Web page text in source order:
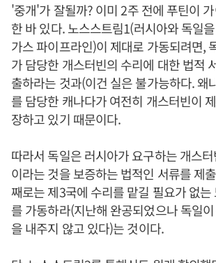
'중개'가 잘될까? 이미 2주 전에 푸틴이
한 바 있다. 노스스트림1(러시아와 독일
가스 파이프라인)이 제대로 가동되려면,
가 담당한 개스터빈의 수리에 대한 법적
출하라는 것과(이건 실은 불가능하다. 왜
를 담당한 캐나다가 여전히 개스터빈이
장하고 있기 때문이다.
따라서 독일은 러시아가 요구하는 개스
이라는 것을 보증하는 법적인 서류를 제
째로는 제3국에 수리를 맡길 필요가 없는
를 가동하라(지난해 완공되었으나 독일
을 내주지 않고 있다)는 것이다.